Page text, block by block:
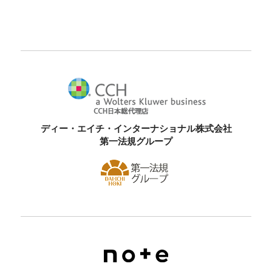
ディー・エイチ・インターナショナル株式会社
第一法規グループ